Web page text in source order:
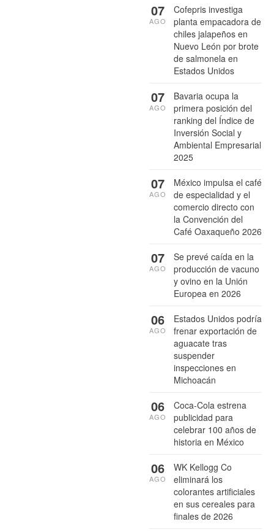
Cofepris investiga
planta empacadora de
chiles jalapeños en
Nuevo León por brote
de salmonela en
Estados Unidos
07
AGO
Bavaria ocupa la
primera posición del
ranking del Índice de
Inversión Social y
Ambiental Empresarial
2025
07
AGO
México impulsa el café
de especialidad y el
comercio directo con
la Convención del
Café Oaxaqueño 2026
07
AGO
Se prevé caída en la
producción de vacuno
y ovino en la Unión
Europea en 2026
07
AGO
Estados Unidos podría
frenar exportación de
aguacate tras
suspender
inspecciones en
Michoacán
06
AGO
Coca-Cola estrena
publicidad para
celebrar 100 años de
historia en México
06
AGO
WK Kellogg Co
eliminará los
colorantes artificiales
en sus cereales para
finales de 2026
06
AGO